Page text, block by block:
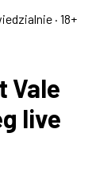
· 18+
Vale
live